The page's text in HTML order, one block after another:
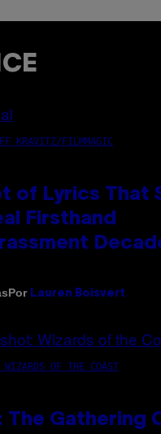
KRAVITZ/FILMMAGIC
of Lyrics That
Firsthand
Por Lauren Boisvert
WIZARDS OF THE COAST
The Gathering